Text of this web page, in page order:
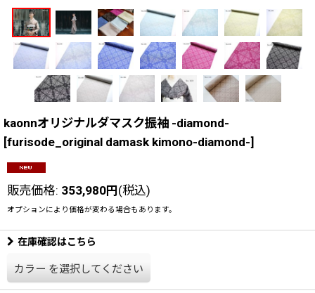
kaonnオリジナルダマスク振袖 -diamond-
[furisode_original damask kimono-diamond-]
販売価格: 353,980円(税込)
オプションにより価格が変わる場合もあります。
在庫確認はこちら
カラー を選択してください